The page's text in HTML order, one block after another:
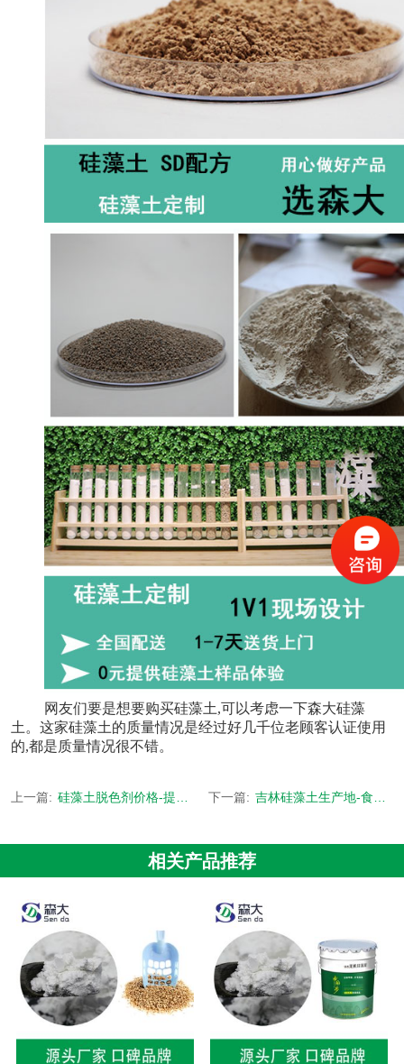
网友们要是想要购买硅藻土,可以考虑一下森大硅藻
土。这家硅藻土的质量情况是经过好几千位老顾客认证使用
的,都是质量情况很不错。
上一篇: 下一篇:
相关产品推荐